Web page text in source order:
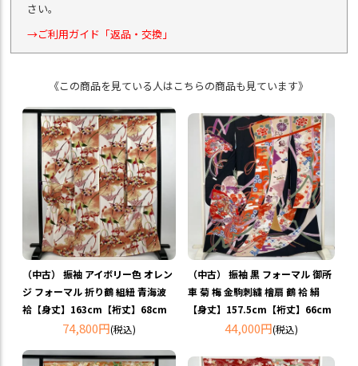
さい。
→ご利用ガイド「返品・交換」
《この商品を見ている人はこちらの商品も見ています》
（中古） 振袖 アイボリー色 オレン
ジ フォーマル 折り鶴 組紐 青海波
袷【身丈】163cm【裄丈】68cm
74,800円(税込)
（中古） 振袖 黒 フォーマル 御所
車 菊 梅 金駒刺繍 檜扇 鶴 袷 絹
【身丈】157.5cm【裄丈】66cm
44,000円(税込)